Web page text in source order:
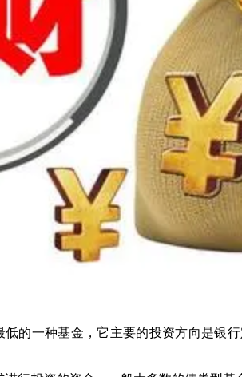
一种基金，它主要的投资方向是银